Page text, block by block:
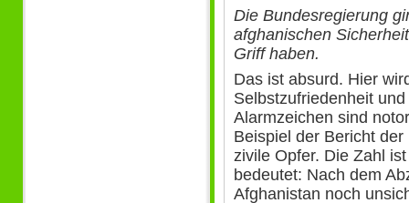
Die Bundesregierung
afghanischen
Griff haben.
Das ist absurd. Hier
Selbstzufriedenheit
Alarmzeichen sind
Beispiel der Bericht
zivile Opfer. Die Zahl
bedeutet: Nach dem
Afghanistan noch